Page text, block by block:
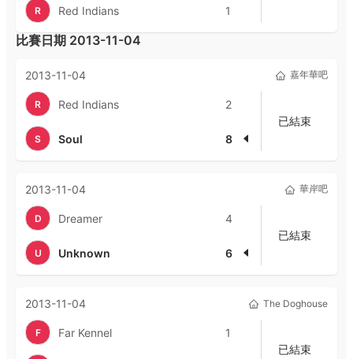
R Red Indians 1
比賽日期 2013-11-04
2013-11-04 嘉年華吧
R Red Indians 2
S Soul 8
已結束
2013-11-04 華岸吧
D Dreamer 4
U Unknown 6
已結束
2013-11-04 The Doghouse
F Far Kennel 1
已結束